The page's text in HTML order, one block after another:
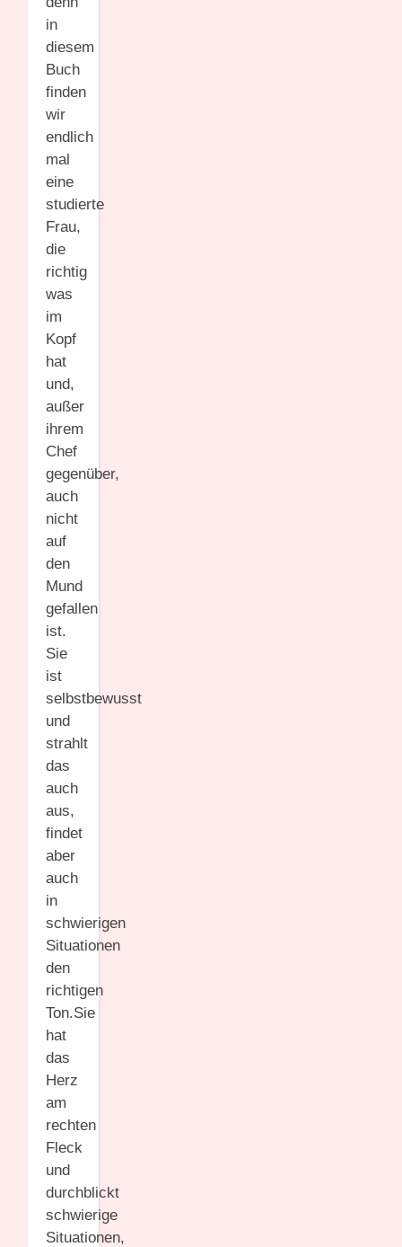
in
diesem
Buch
finden
wir
endlich
mal
eine
studierte
Frau,
die
richtig
was
im
Kopf
hat
und,
außer
ihrem
Chef
gegenüber,
auch
nicht
auf
den
Mund
gefallen
ist.
Sie
ist
selbstbewusst
und
strahlt
das
auch
aus,
findet
aber
auch
in
schwierigen
Situationen
den
richtigen
Ton.Sie
hat
das
Herz
am
rechten
Fleck
und
durchblickt
schwierige
Situationen,